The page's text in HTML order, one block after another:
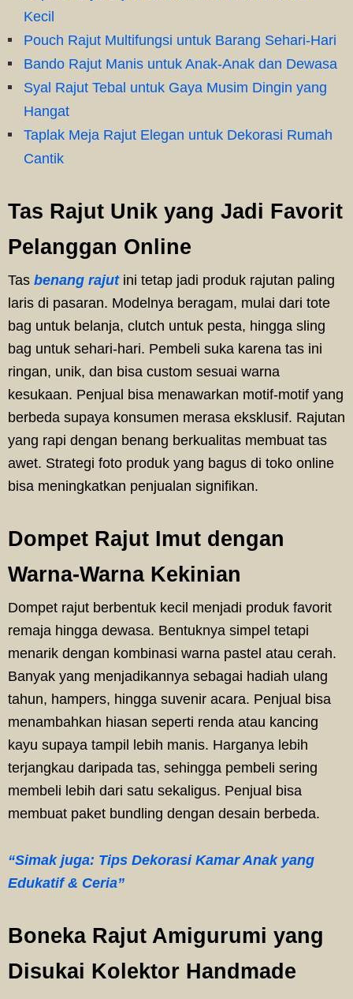
Kecil
Pouch Rajut Multifungsi untuk Barang Sehari-Hari
Bando Rajut Manis untuk Anak-Anak dan Dewasa
Syal Rajut Tebal untuk Gaya Musim Dingin yang
Hangat
Taplak Meja Rajut Elegan untuk Dekorasi Rumah
Cantik
Tas Rajut Unik yang Jadi Favorit
Pelanggan Online
Tas benang rajut ini tetap jadi produk rajutan paling
laris di pasaran. Modelnya beragam, mulai dari tote
bag untuk belanja, clutch untuk pesta, hingga sling
bag untuk sehari-hari. Pembeli suka karena tas ini
ringan, unik, dan bisa custom sesuai warna
kesukaan. Penjual bisa menawarkan motif-motif yang
berbeda supaya konsumen merasa eksklusif. Rajutan
yang rapi dengan benang berkualitas membuat tas
awet. Strategi foto produk yang bagus di toko online
bisa meningkatkan penjualan signifikan.
Dompet Rajut Imut dengan
Warna-Warna Kekinian
Dompet rajut berbentuk kecil menjadi produk favorit
remaja hingga dewasa. Bentuknya simpel tetapi
menarik dengan kombinasi warna pastel atau cerah.
Banyak yang menjadikannya sebagai hadiah ulang
tahun, hampers, hingga suvenir acara. Penjual bisa
menambahkan hiasan seperti renda atau kancing
kayu supaya tampil lebih manis. Harganya lebih
terjangkau daripada tas, sehingga pembeli sering
membeli lebih dari satu sekaligus. Penjual bisa
membuat paket bundling dengan desain berbeda.
“Simak juga: Tips Dekorasi Kamar Anak yang
Edukatif & Ceria”
Boneka Rajut Amigurumi yang
Disukai Kolektor Handmade